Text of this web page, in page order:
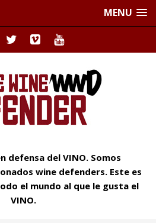
MENU
defensa del VINO. Somos
wine defenders. Este es
el mundo al que le gusta el
VINO.